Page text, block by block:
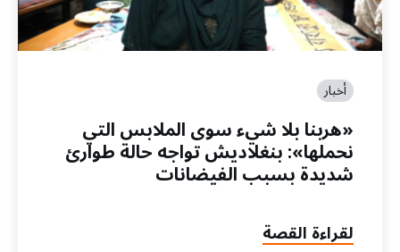
أخبار
«هربنا بلا شيء سوى الملابس التي
نحملها»: بنغلاديش تواجه حالة طوارئ
شديدة بسبب الفيضانات
لقراءة القصة